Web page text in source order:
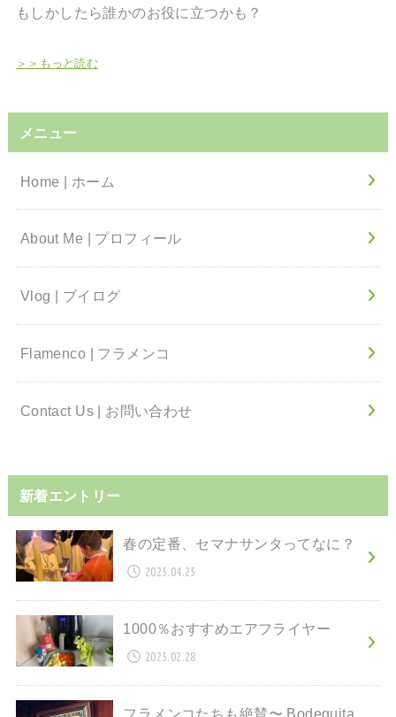
もしかしたら誰かのお役に立つかも？
＞＞もっと読む
メニュー
Home | ホーム
About Me | プロフィール
Vlog | ブイログ
Flamenco | フラメンコ
Contact Us | お問い合わせ
新着エントリー
春の定番、セマナサンタってなに？
2025.04.25
1000％おすすめエアフライヤー
2025.02.28
フラメンコたちも絶賛〜 Bodeguita